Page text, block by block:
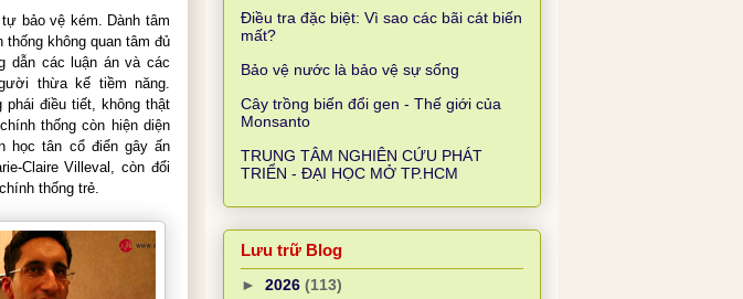
bảo vệ kém. Dành tâm
không quan tâm đủ
dẫn các luận án và các
thừa kế tiềm năng.
phái điều tiết, không thật
thống còn hiện diện
học tân cổ điển gây ấn
Claire Villeval, còn đổi
thống trẻ.
Điều tra đặc biệt: Vì sao các bãi cát biến
mất?
Bảo vệ nước là bảo vệ sự sống
Cây trồng biến đổi gen - Thế giới của
Monsanto
TRUNG TÂM NGHIÊN CỨU PHÁT
TRIỂN - ĐẠI HỌC MỞ TP.HCM
Lưu trữ Blog
► 2026 (113)